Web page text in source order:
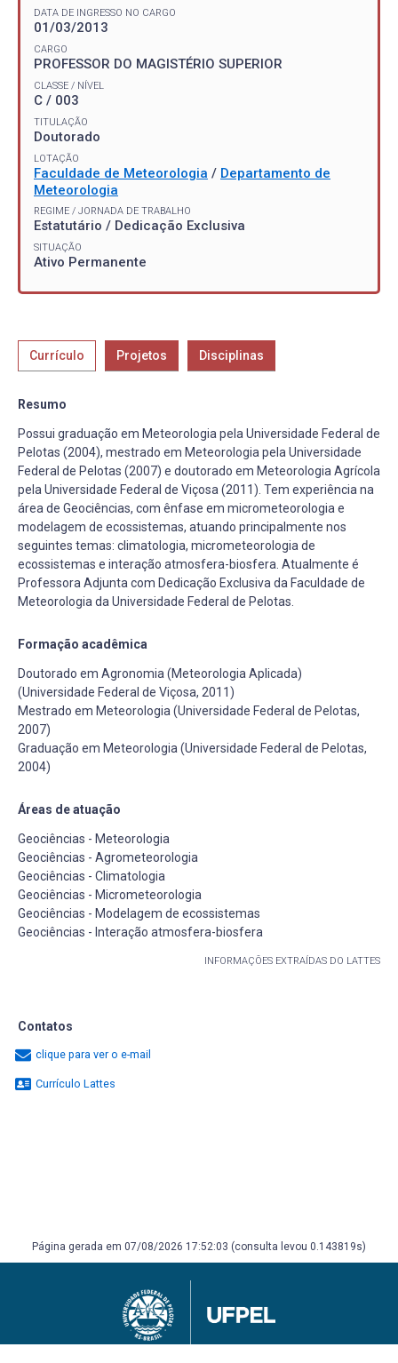
DATA DE INGRESSO NO CARGO
01/03/2013
CARGO
PROFESSOR DO MAGISTÉRIO SUPERIOR
CLASSE / NÍVEL
C / 003
TITULAÇÃO
Doutorado
LOTAÇÃO
Faculdade de Meteorologia / Departamento de
Meteorologia
REGIME / JORNADA DE TRABALHO
Estatutário / Dedicação Exclusiva
SITUAÇÃO
Ativo Permanente
Currículo Projetos Disciplinas
Resumo
Possui graduação em Meteorologia pela Universidade Federal de
Pelotas (2004), mestrado em Meteorologia pela Universidade
Federal de Pelotas (2007) e doutorado em Meteorologia Agrícola
pela Universidade Federal de Viçosa (2011). Tem experiência na
área de Geociências, com ênfase em micrometeorologia e
modelagem de ecossistemas, atuando principalmente nos
seguintes temas: climatologia, micrometeorologia de
ecossistemas e interação atmosfera-biosfera. Atualmente é
Professora Adjunta com Dedicação Exclusiva da Faculdade de
Meteorologia da Universidade Federal de Pelotas.
Formação acadêmica
Doutorado em Agronomia (Meteorologia Aplicada)
(Universidade Federal de Viçosa, 2011)
Mestrado em Meteorologia (Universidade Federal de Pelotas,
2007)
Graduação em Meteorologia (Universidade Federal de Pelotas,
2004)
Áreas de atuação
Geociências - Meteorologia
Geociências - Agrometeorologia
Geociências - Climatologia
Geociências - Micrometeorologia
Geociências - Modelagem de ecossistemas
Geociências - Interação atmosfera-biosfera
INFORMAÇÕES EXTRAÍDAS DO LATTES
Contatos
clique para ver o e-mail
Currículo Lattes
Página gerada em 07/08/2026 17:52:03 (consulta levou 0.143819s)